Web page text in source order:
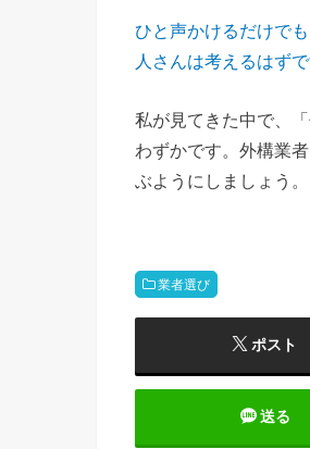
ひと声かけるだけで
人さんは考えるはず
私が見てきた中で、
わずかです。外構業
ぶようにしましょう。
業者選び
ポスト
送る